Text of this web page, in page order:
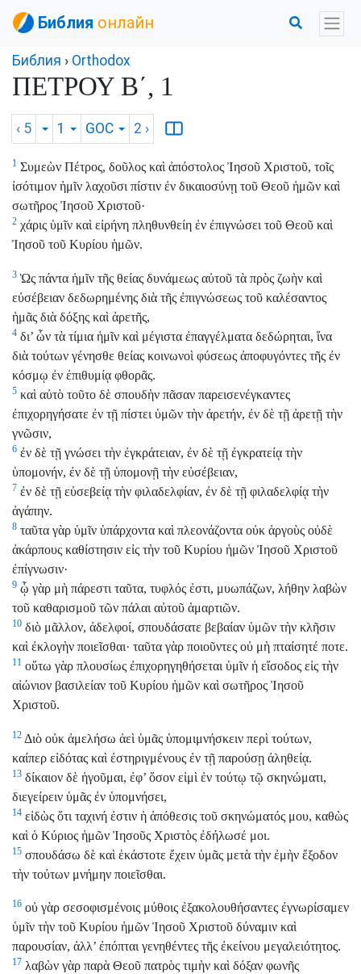
Библия онлайн
Библия › Orthodox
ΠΕΤΡΟΥ Β΄, 1
‹ 5 1 GOC 2 ›
1 Συμεὼν Πέτρος, δοῦλος καὶ ἀπόστολος Ἰησοῦ Χριστοῦ, τοῖς
ἰσότιμον ἡμῖν λαχοῦσι πίστιν ἐν δικαιοσύνῃ τοῦ Θεοῦ ἡμῶν καὶ
σωτῆρος Ἰησοῦ Χριστοῦ·
2 χάρις ὑμῖν καὶ εἰρήνη πληθυνθείη ἐν ἐπιγνώσει τοῦ Θεοῦ καὶ
Ἰησοῦ τοῦ Κυρίου ἡμῶν.
3 Ὡς πάντα ἡμῖν τῆς θείας δυνάμεως αὐτοῦ τὰ πρὸς ζωὴν καὶ
εὐσέβειαν δεδωρημένης διὰ τῆς ἐπιγνώσεως τοῦ καλέσαντος
ἡμᾶς διὰ δόξης καὶ ἀρετῆς,
4 δι’ ὧν τὰ τίμια ἡμῖν καὶ μέγιστα ἐπαγγέλματα δεδώρηται, ἵνα
διὰ τούτων γένησθε θείας κοινωνοὶ φύσεως ἀποφυγόντες τῆς ἐν
κόσμῳ ἐν ἐπιθυμίᾳ φθορᾶς.
5 καὶ αὐτὸ τοῦτο δὲ σπουδὴν πᾶσαν παρεισενέγκαντες
ἐπιχορηγήσατε ἐν τῇ πίστει ὑμῶν τὴν ἀρετήν, ἐν δὲ τῇ ἀρετῇ τὴν
γνῶσιν,
6 ἐν δὲ τῇ γνώσει τὴν ἐγκράτειαν, ἐν δὲ τῇ ἐγκρατείᾳ τὴν
ὑπομονήν, ἐν δὲ τῇ ὑπομονῇ τὴν εὐσέβειαν,
7 ἐν δὲ τῇ εὐσεβείᾳ τὴν φιλαδελφίαν, ἐν δὲ τῇ φιλαδελφίᾳ τὴν
ἀγάπην.
8 ταῦτα γὰρ ὑμῖν ὑπάρχοντα καὶ πλεονάζοντα οὐκ ἀργοὺς οὐδὲ
ἀκάρπους καθίστησιν εἰς τὴν τοῦ Κυρίου ἡμῶν Ἰησοῦ Χριστοῦ
ἐπίγνωσιν·
9 ᾧ γὰρ μὴ πάρεστι ταῦτα, τυφλός ἐστι, μυωπάζων, λήθην λαβὼν
τοῦ καθαρισμοῦ τῶν πάλαι αὐτοῦ ἁμαρτιῶν.
10 διὸ μᾶλλον, ἀδελφοί, σπουδάσατε βεβαίαν ὑμῶν τὴν κλῆσιν
καὶ ἐκλογὴν ποιεῖσθαι· ταῦτα γὰρ ποιοῦντες οὐ μὴ πταίσητέ ποτε.
11 οὕτω γὰρ πλουσίως ἐπιχορηγηθήσεται ὑμῖν ἡ εἴσοδος εἰς τὴν
αἰώνιον βασιλείαν τοῦ Κυρίου ἡμῶν καὶ σωτῆρος Ἰησοῦ
Χριστοῦ.
12 Διὸ οὐκ ἀμελήσω ἀεὶ ὑμᾶς ὑπομιμνήσκειν περὶ τούτων,
καίπερ εἰδότας καὶ ἐστηριγμένους ἐν τῇ παρούσῃ ἀληθείᾳ.
13 δίκαιον δὲ ἡγοῦμαι, ἐφ’ ὅσον εἰμὶ ἐν τούτῳ τῷ σκηνώματι,
διεγείρειν ὑμᾶς ἐν ὑπομνήσει,
14 εἰδὼς ὅτι ταχινή ἐστιν ἡ ἀπόθεσις τοῦ σκηνώματός μου, καθὼς
καὶ ὁ Κύριος ἡμῶν Ἰησοῦς Χριστὸς ἐδήλωσέ μοι.
15 σπουδάσω δὲ καὶ ἑκάστοτε ἔχειν ὑμᾶς μετὰ τὴν ἐμὴν ἔξοδον
τὴν τούτων μνήμην ποιεῖσθαι.
16 οὐ γὰρ σεσοφισμένοις μύθοις ἐξακολουθήσαντες ἐγνωρίσαμεν
ὑμῖν τὴν τοῦ Κυρίου ἡμῶν Ἰησοῦ Χριστοῦ δύναμιν καὶ
παρουσίαν, ἀλλ’ ἐπόπται γενηθέντες τῆς ἐκείνου μεγαλειότητος.
17 λαβὼν γὰρ παρὰ Θεοῦ πατρὸς τιμὴν καὶ δόξαν φωνῆς